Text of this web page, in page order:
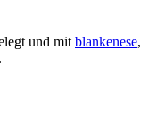
und mit blankenese,